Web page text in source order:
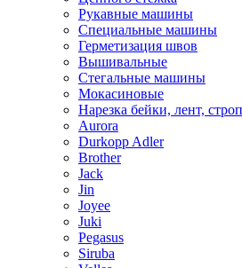
Рукавные машины
Специальные машины
Герметизация швов
Вышивальные
Стегальные машины
Мокасиновые
Нарезка бейки, лент,
Aurora
Durkopp Adler
Brother
Jack
Jin
Joyee
Juki
Pegasus
Siruba